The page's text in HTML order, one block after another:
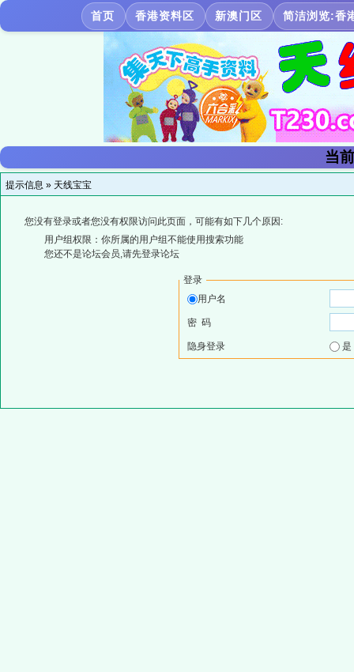
首页 香港资料区 新澳门区 简洁浏览:香
当
提示信息 » 天线宝宝
您没有登录或者您没有权限访问此页面，可能有如下几个原因:
用户组权限：你所属的用户组不能使用搜索功能
您还不是论坛会员,请先登录论坛
登录
用户名
密 码
隐身登录